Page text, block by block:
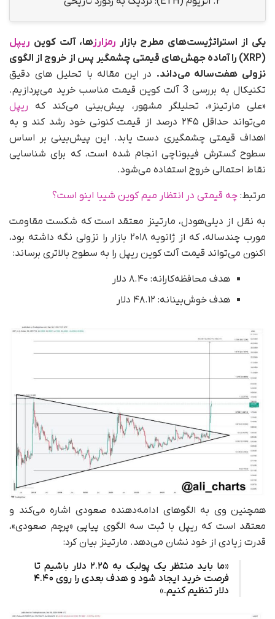
یکی از استراتژیست‌های مطرح بازار رمزارزها، آلت کوین ریپل
(XRP) را آماده جهش‌های قیمتی چشمگیر پس از خروج از الگوی
نزولی هفت‌ساله می‌داند. در این مقاله با تحلیل های دقیق
تکنیکال به بررسی 3 آلت کوین قیمت مناسب خرید می‌پردازیم.
«علی مارتینز»، تحلیلگر مشهور، پیش‌بینی می‌کند که ریپل
می‌تواند حداقل ۲۴۵ درصد از قیمت کنونی خود رشد کند و به
اهداف قیمتی چشمگیری دست یابد. این پیش‌بینی بر اساس
سطوح گسترش فیبوناچی انجام شده است، که برای شناسایی
نقاط احتمالی خروج استفاده می‌شود.
مرتبط: چه قیمتی در انتظار میم کوین شیبا اینو است؟
به نقل از دیلی‌هودل، مارتینز معتقد است که شکست مقاومت
مورب چندساله، که از ژانویه ۲۰۱۸ بازار را نزولی نگه داشته بود،
اکنون می‌تواند قیمت آلت کوین ریپل را به سطوح بالاتری برساند:
هدف محافظه‌کارانه: ۸.۴۰ دلار
هدف خوش‌بینانه: ۴۸.۱۲ دلار
همچنین وی به الگوهای ادامه‌دهنده صعودی اشاره می‌کند و
معتقد است که ریپل با ثبت سه الگوی پیاپی «پرچم صعودی»،
قدرت زیادی از خود نشان می‌دهد. مارتینز بیان کرد:
«ما باید منتظر یک پولبک به ۲.۲۵ دلار باشیم تا
فرصت خرید ایجاد شود و هدف بعدی را روی ۴.۴۰
دلار تنظیم کنیم.»